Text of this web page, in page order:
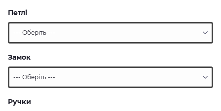
Петлі
Замок
Ручки